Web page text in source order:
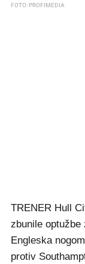
FOTO: PROFIMEDIA
TRENER Hull
zbunile optužbe
Engleska
protiv